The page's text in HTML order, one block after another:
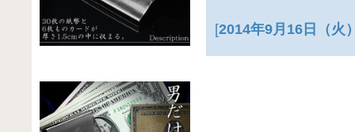
[2014年9月16日（火